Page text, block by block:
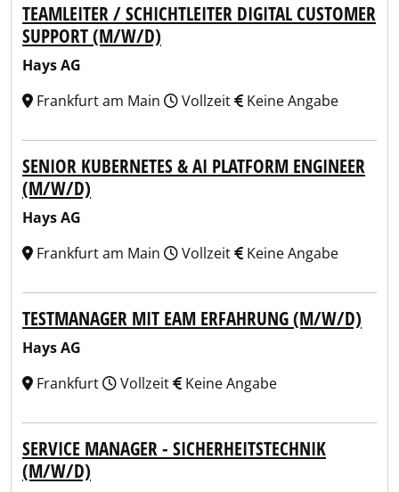
TEAMLEITER / SCHICHTLEITER DIGITAL CUSTOMER
SUPPORT (M/W/D)
Hays AG
Frankfurt am Main
Vollzeit Keine Angabe
SENIOR KUBERNETES & AI PLATFORM ENGINEER
(M/W/D)
Hays AG
Frankfurt am Main
Vollzeit Keine Angabe
TESTMANAGER MIT EAM ERFAHRUNG (M/W/D)
Hays AG
Frankfurt
Vollzeit Keine Angabe
SERVICE MANAGER - SICHERHEITSTECHNIK
(M/W/D)